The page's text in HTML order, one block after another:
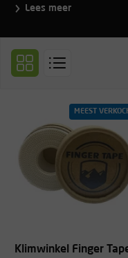
bij een blessure. Kijk wel
Lees meer
MEEST
Klimwinkel Finger